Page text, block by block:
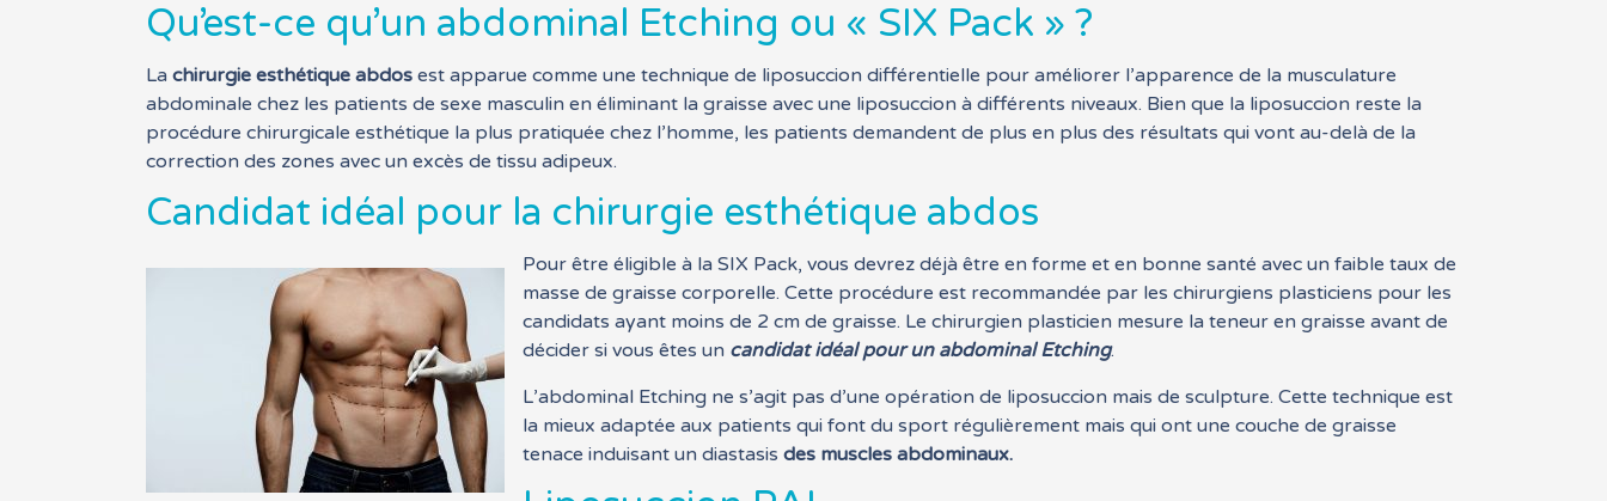
Qu’est-ce qu’un abdominal Etching ou « SIX Pack » ?
Lachirurgie esthétique abdos est apparue comme une technique de liposuccion différentielle pour améliorer l’apparence de la musculature
abdominale chez les patients de sexe masculin en éliminant la graisse avec une liposuccion à différents niveaux. Bien que la liposuccion reste la
procédure chirurgicale esthétique la plus pratiquée chez l’homme, les patients demandent de plus en plus des résultats qui vont au-delà de la
correction des zones avec un excès de tissu adipeux.
Candidat idéal pour la chirurgie esthétique abdos
Pour être éligible à la SIX Pack, vous devrez déjà être en forme et en bonne santé avec un faible taux de
masse de graisse corporelle. Cette procédure est recommandée par les chirurgiens plasticiens pour les
candidats ayant moins de 2 cm de graisse. Le chirurgien plasticien mesure la teneur en graisse avant de
décider si vous êtes un candidat idéal pour un abdominal Etching.
L’abdominal Etching ne s’agit pas d’une opération de liposuccion mais de sculpture. Cette technique est
la mieux adaptée aux patients qui font du sport régulièrement mais qui ont une couche de graisse
tenace induisant un diastasis des muscles abdominaux.